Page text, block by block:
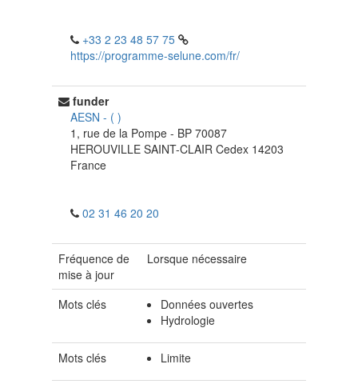
+33 2 23 48 57 75
https://programme-selune.com/fr/
funder
AESN - ( )
1, rue de la Pompe - BP 70087
HEROUVILLE SAINT-CLAIR Cedex 14203
France
02 31 46 20 20
Fréquence de
mise à jour
Lorsque nécessaire
Mots clés
Données ouvertes
Hydrologie
Mots clés Limite